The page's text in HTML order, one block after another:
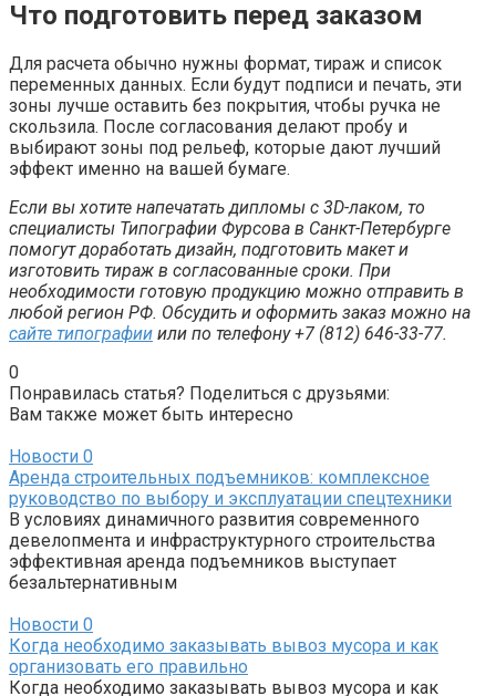
Что подготовить перед заказом
Для расчета обычно нужны формат, тираж и список
переменных данных. Если будут подписи и печать, эти
зоны лучше оставить без покрытия, чтобы ручка не
скользила. После согласования делают пробу и
выбирают зоны под рельеф, которые дают лучший
эффект именно на вашей бумаге.
Если вы хотите напечатать дипломы с 3D-лаком, то
специалисты Типографии Фурсова в Санкт-Петербурге
помогут доработать дизайн, подготовить макет и
изготовить тираж в согласованные сроки. При
необходимости готовую продукцию можно отправить в
любой регион РФ. Обсудить и оформить заказ можно на
сайте типографии или по телефону +7 (812) 646-33-77.
0
Понравилась статья? Поделиться с друзьями:
Вам также может быть интересно
Новости 0
Аренда строительных подъемников: комплексное
руководство по выбору и эксплуатации спецтехники
В условиях динамичного развития современного
девелопмента и инфраструктурного строительства
эффективная аренда подъемников выступает
безальтернативным
Новости 0
Когда необходимо заказывать вывоз мусора и как
организовать его правильно
Когда необходимо заказывать вывоз мусора и как